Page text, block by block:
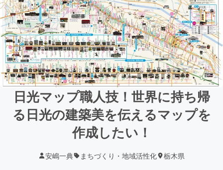
日光マップ職人技！世界に持ち帰
る日光の建築美を伝えるマップを
作成したい！
安嶋一典 まちづくり・地域活性化 栃木県